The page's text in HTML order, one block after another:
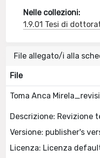
Nelle collezioni:
1.9.01 Tesi di
File allegato/i alla
File
Toma Anca
Descrizione: Revizione
Versione: publisher's
Licenza: Licenza